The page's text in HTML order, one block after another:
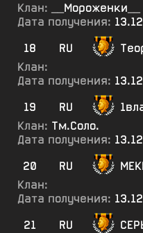
Клан:
__Мороженки__
Дата получения:
18
RU
Клан:
Дата получения:
19
RU
Клан: Тм.Соло.
Дата получения:
20
RU
Клан:
Дата получения:
21
RU